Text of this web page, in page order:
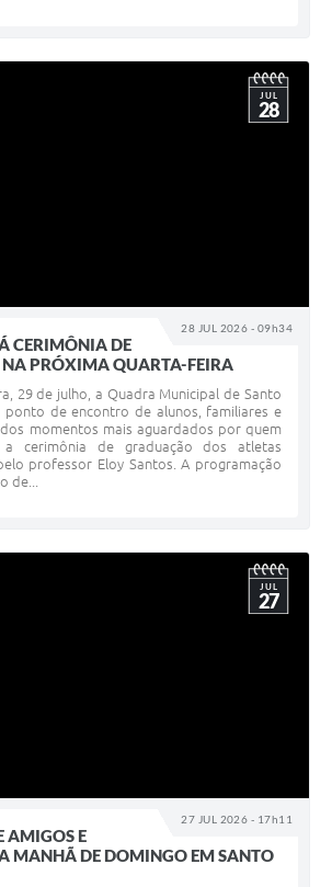
28 JUL 2026 - 09h34
JUL
28
CERIMÔNIA DE
PRÓXIMA QUARTA-FEIRA
29 de julho, a Quadra Municipal de Santo
ponto de encontro de alunos, familiares e
momentos mais aguardados por quem
a cerimônia de graduação dos atletas
professor Eloy Santos. A programação
de...
27 JUL 2026 - 17h11
JUL
27
AMIGOS E
MANHÃ DE DOMINGO EM SANTO